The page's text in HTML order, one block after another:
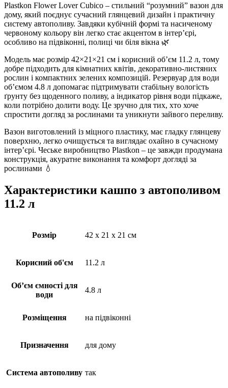
Plastkon Flower Lover Cubico – стильний “розумний” вазон для
дому, який поєднує сучасний глянцевий дизайн і практичну
систему автополиву. Завдяки кубічній формі та насиченому
червоному кольору він легко стає акцентом в інтер’єрі,
особливо на підвіконні, полиці чи біля вікна 🌿
Модель має розмір 42×21×21 см і корисний об’єм 11.2 л, тому
добре підходить для кімнатних квітів, декоративно-листяних
рослин і компактних зелених композицій. Резервуар для води
об’ємом 4.8 л допомагає підтримувати стабільну вологість
ґрунту без щоденного поливу, а індикатор рівня води підкаже,
коли потрібно долити воду. Це зручно для тих, хто хоче
спростити догляд за рослинами та уникнути зайвого переливу.
Вазон виготовлений із міцного пластику, має гладку глянцеву
поверхню, легко очищується та виглядає охайно в сучасному
інтер’єрі. Чеське виробництво Plastkon – це завжди продумана
конструкція, акуратне виконання та комфорт догляді за
рослинами 💧
Характеристики кашпо з автополивом
11.2 л
Розмір 42 x 21 x 21 см
Корисний об'єм 11.2 л
Об’єм ємності для
води
4.8 л
Розміщення на підвіконні
Призначення для дому
Система автополиву так